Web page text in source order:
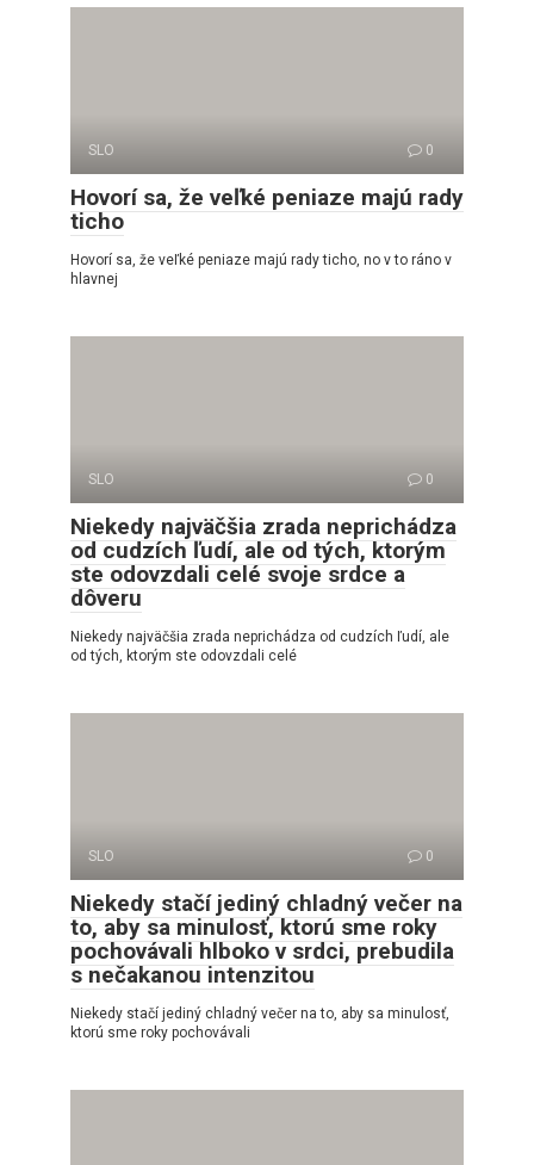
SLO 0
Hovorí sa, že veľké peniaze majú rady
ticho
Hovorí sa, že veľké peniaze majú rady ticho, no v to ráno v
hlavnej
SLO 0
Niekedy najväčšia zrada neprichádza
od cudzích ľudí, ale od tých, ktorým
ste odovzdali celé svoje srdce a
dôveru
Niekedy najväčšia zrada neprichádza od cudzích ľudí, ale
od tých, ktorým ste odovzdali celé
SLO 0
Niekedy stačí jediný chladný večer na
to, aby sa minulosť, ktorú sme roky
pochovávali hlboko v srdci, prebudila
s nečakanou intenzitou
Niekedy stačí jediný chladný večer na to, aby sa minulosť,
ktorú sme roky pochovávali